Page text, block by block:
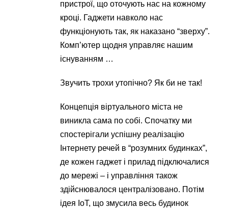
пристрої, що оточують нас на кожному
кроці. Гаджети навколо нас
функціонують так, як наказано “зверху”.
Комп’ютер щодня управляє нашим
існуванням …
Звучить трохи утопічно? Як би не так!
Концепція віртуального міста не
виникла сама по собі. Спочатку ми
спостерігали успішну реалізацію
Інтернету речей в “розумних будинках”,
де кожен гаджет і прилад підключалися
до мережі – і управління також
здійснювалося централізовано. Потім
ідея IoT, що змусила весь будинок